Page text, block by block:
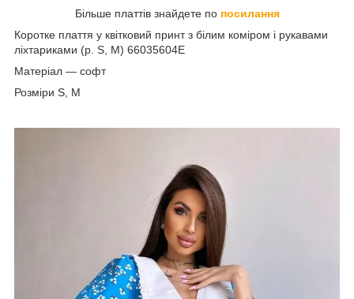
Більше платтів знайдете по посилання
Коротке плаття у квітковий принт з білим коміром і рукавами
ліхтариками (р. S, M) 66035604Е
Матеріал — софт
Розміри S, M